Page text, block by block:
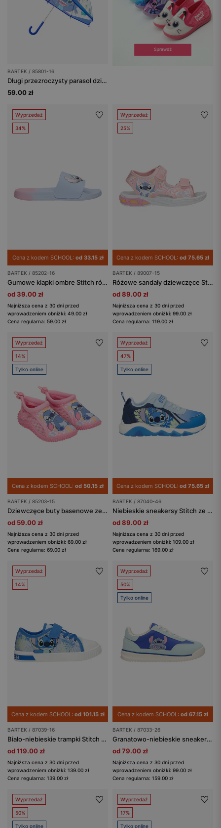
BARTEK / 85801-16
Długi przezroczysty parasol dziecięcy Stitch BARTEK 85801-16
59.00 zł
Wyprzedaż
34%
Cena z kodem SCHOOL: od 33.15 zł
BARTEK / 85202-16
Gumowe klapki ombre Stitch różowo-niebieskie BARTEK 85202-16
od 39.00 zł
Najniższa cena z 30 dni przed
wprowadzeniem obniżki: 49.00 zł
Cena regularna: 59.00 zł
Wyprzedaż
25%
Cena z kodem SCHOOL: od 75.65 zł
BARTEK / 89007-15
Różowe sandały dziewczęce Stitch ze świecącą podeszwą BARTEK 89007-15
od 89.00 zł
Najniższa cena z 30 dni przed
wprowadzeniem obniżki: 99.00 zł
Cena regularna: 119.00 zł
Wyprzedaż
14%
Tylko online
Cena z kodem SCHOOL: od 50.15 zł
BARTEK / 85203-15
Dziewczęce buty basenowe ze Stitchem BARTEK 85203-15
od 59.00 zł
Najniższa cena z 30 dni przed
wprowadzeniem obniżki: 69.00 zł
Cena regularna: 69.00 zł
Wyprzedaż
47%
Tylko online
Cena z kodem SCHOOL: od 75.65 zł
BARTEK / 87040-46
Niebieskie sneakersy Stitch ze świecącą podeszwą BARTEK 87040-46
od 89.00 zł
Najniższa cena z 30 dni przed
wprowadzeniem obniżki: 109.00 zł
Cena regularna: 169.00 zł
Wyprzedaż
14%
Cena z kodem SCHOOL: od 101.15 zł
BARTEK / 87039-16
Biało-niebieskie trampki Stitch BARTEK 87039-16
od 119.00 zł
Najniższa cena z 30 dni przed
wprowadzeniem obniżki: 139.00 zł
Cena regularna: 139.00 zł
Wyprzedaż
50%
Tylko online
Cena z kodem SCHOOL: od 67.15 zł
BARTEK / 87033-26
Granatowo-niebieskie sneakersy dziecięce Stitch BARTEK 87033-26
od 79.00 zł
Najniższa cena z 30 dni przed
wprowadzeniem obniżki: 99.00 zł
Cena regularna: 159.00 zł
Wyprzedaż
50%
Tylko online
Wyprzedaż
17%
Tylko online